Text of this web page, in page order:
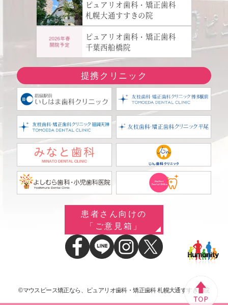
ピュアリオ歯科・矯正歯科
札幌大通すすきの院
ピュアリオ歯科・矯正歯科
千葉西船橋院
提携クリニック
患者さん向けの
「ご意見箱」
©マウスピース矯正なら、ピュアリオ歯科・矯正歯科 札幌大通すすきの院